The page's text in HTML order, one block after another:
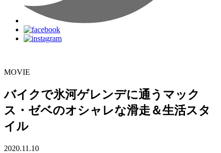
MOVIE
バイクで氷河ゲレンデに通うマック
ス・ゼベのオシャレな滑走＆生活スタ
イル
2020.11.10